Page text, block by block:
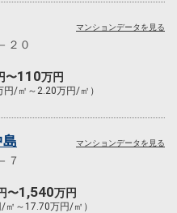
２０
〜110万円
円/㎡～2.20万円/㎡）
マンションデータを見る
７
〜1,540万円
/㎡～17.70万円/㎡）
マンションデータを見る